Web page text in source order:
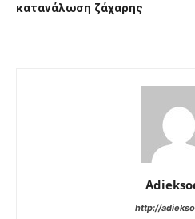
κατανάλωση ζάχαρης
http://